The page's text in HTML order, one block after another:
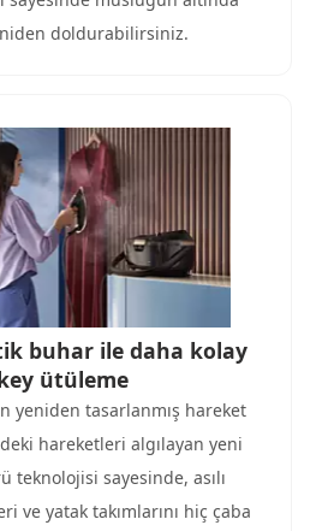
doldurabilirsiniz.
buhar ile daha kolay
ütüleme
yeniden tasarlanmış hareket
hareketleri algılayan yeni
teknolojisi sayesinde, asılı
ve yatak takımlarını hiç çaba